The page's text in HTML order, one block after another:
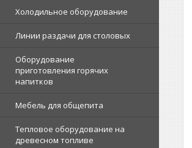
Холодильное оборудование
Линии раздачи для столовых
Оборудование
приготовления горячих
напитков
Мебель для общепита
Тепловое оборудование на
древесном топливе